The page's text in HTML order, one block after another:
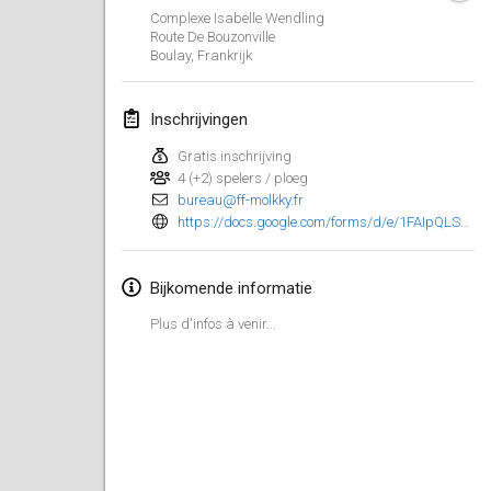
Complexe Isabelle Wendling
Route De Bouzonville
Boulay, Frankrijk
Inschrijvingen
Gratis inschrijving
4 (+2) spelers / ploeg
bureau@ff-molkky.fr
Bijkomende informatie
Plus d'infos à venir...
februari 2023
Open Grégorien
SingeliDuppeli
4 feb. 2023|Finland
11 feb. 2023|Finland